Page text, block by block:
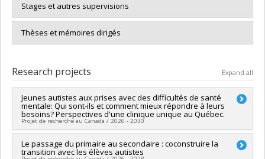
Stages et autres supervisions
Thèses et mémoires dirigés
Research projects Expand all
Jeunes autistes aux prises avec des difficultés de santé
mentale: Qui sont-ils et comment mieux répondre à leurs
besoins? Perspectives d'une clinique unique au Québec.
Projet de recherche au Canada / 2026 - 2030
Lead researcher :Valérie Courchesne
Funding sources:FRQSC/Fonds de recherche du Québec -
Le passage du primaire au secondaire : coconstruire la
transition avec les élèves autistes